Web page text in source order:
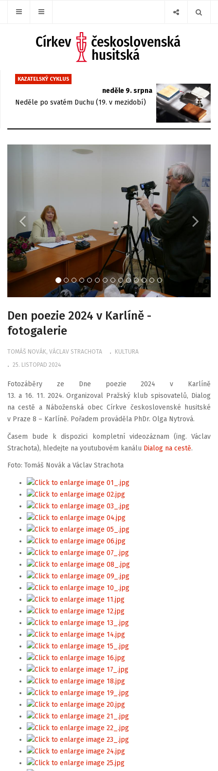
KAZATELSKÝ CYKLUS
neděle 9. srpna
Neděle po svatém Duchu (19. v mezidobí)
Den poezie 2024 v Karlíně -
fotogalerie
TOMÁŠ NOVÁK, VÁCLAV STRACHOTA
KULTURA
25. LISTOPAD 2024
Fotozáběry ze Dne poezie 2024 v Karlíně
13. a 16. 11. 2024. Organizoval Pražský klub spisovatelů, Dialog
na cestě a Náboženská obec Církve československé husitské
v Praze 8 – Karlíně. Pořadem prováděla PhDr. Olga Nytrová.
Časem bude k dispozici kompletní videozáznam (ing. Václav
Strachota), hledejte na youtubovém kanálu Dialog na cestě.
Foto: Tomáš Novák a Václav Strachota